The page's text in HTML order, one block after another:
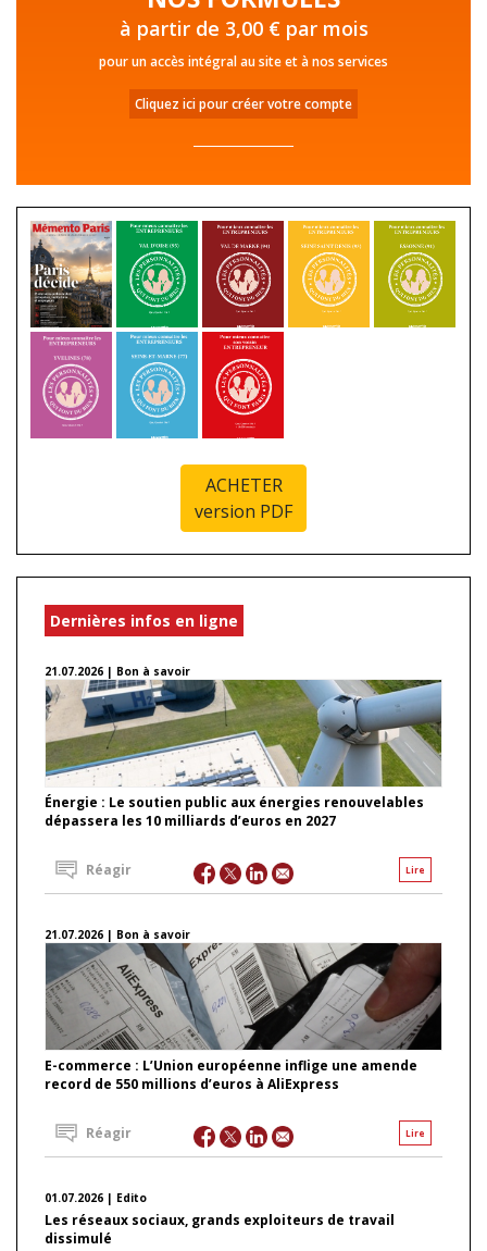
à partir de 3,00 € par mois
pour un accès intégral au site et à nos services
Cliquez ici pour créer votre compte
ACHETER
version PDF
Dernières infos en ligne
21.07.2026 | Bon à savoir
Énergie : Le soutien public aux énergies renouvelables
dépassera les 10 milliards d’euros en 2027
Lire
Réagir
21.07.2026 | Bon à savoir
E-commerce : L’Union européenne inflige une amende
record de 550 millions d’euros à AliExpress
Lire
Réagir
01.07.2026 | Edito
Les réseaux sociaux, grands exploiteurs de travail
dissimulé